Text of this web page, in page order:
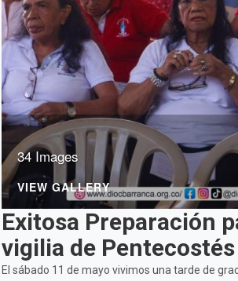
34 Images
VIEW GALLERY
Exitosa Preparación
vigilia de Pentecostés
El sábado 11 de mayo vivimos una tarde de